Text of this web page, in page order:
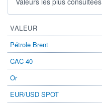
VALEUR
Pétrole Brent
CAC 40
Or
EUR/USD SPOT